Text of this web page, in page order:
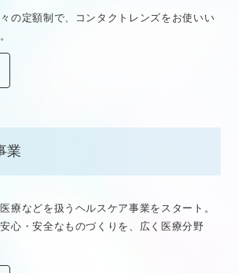
の定額制で、コンタクトレンズをお使いい
業
療などを扱うヘルスケア事業をスタート。
心・安全なものづくりを、広く医療分野